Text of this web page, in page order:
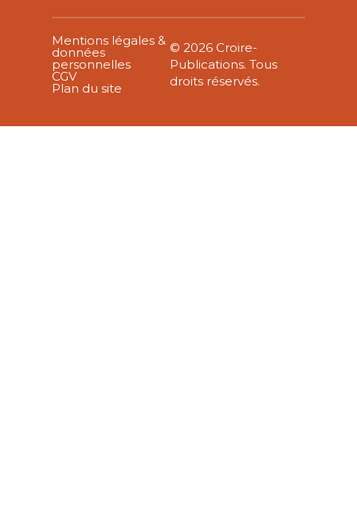
Mentions légales &
données
personnelles
CGV
Plan du site
© 2026 Croire-
Publications. Tous
droits réservés.